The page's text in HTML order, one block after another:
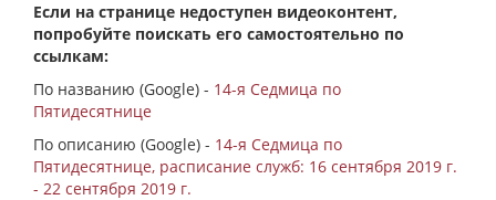
Если на странице недоступен видеоконтент,
попробуйте поискать его самостоятельно по
ссылкам:
По названию (Google) - 14-я Седмица по
Пятидесятнице
По описанию (Google) - 14-я Седмица по
Пятидесятнице, расписание служб: 16 сентября 2019 г.
- 22 сентября 2019 г.